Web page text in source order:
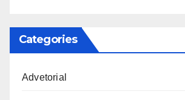
Categories
Advetorial